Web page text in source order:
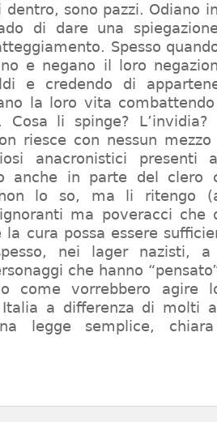
sono pazzi. Odiano
di dare una
Spesso
e negano il loro
e credendo di
la loro vita
Cosa li spinge?
riesce con nessun
anacronistici presenti
anche in parte del clero
non lo so, ma li ritengo
ma poveracci che
la cura possa essere
nei lager nazisti,
che hanno
come vorrebbero agire
a differenza di molti
legge semplice,